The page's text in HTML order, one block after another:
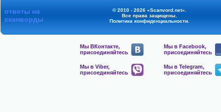
ответы на
сканворды
© 2010 - 2026 «Scanvord.net».
Все права защищены.
Политика конфиденциальности.
Мы ВКонтакте,
присоединяйтесь
Мы в Facebook,
присоединяйтесь
Мы в Viber,
присоединяйтесь
Мы в Telegram,
присоединяйтесь